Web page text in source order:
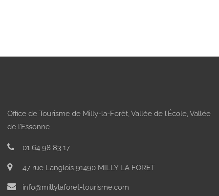
Office de Tourisme de Milly-la-Forêt, Vallée de l’École, Vallée
de l’Essonne
01 64 98 83 17
47 rue Langlois 91490 MILLY LA FORET
info@millylaforet-tourisme.com